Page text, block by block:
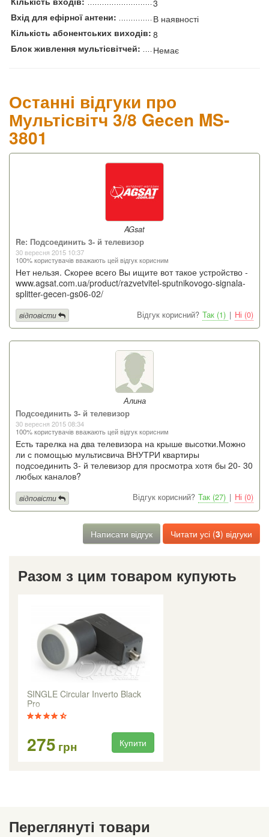
3
Вхід для ефірної антени:
В наявності
Кількість абонентських виходів: 8
Блок живлення мультісвітчей:
Немає
Останні відгуки про
Мультісвітч 3/8 Gecen MS-
3801
AGsat
Re: Подсоединить 3- й телевизор
30 вересня 2015 10:37
100% користувачів вважають цей відгук корисним
Нет нельзя. Скорее всего Вы ищите вот такое устройство -
www.agsat.com.ua/product/razvetvitel-sputnikovogo-signala-
splitter-gecen-gs06-02/
Відгук корисний? Так (1) | Ні (0)
відповісти
Алина
Подсоединить 3- й телевизор
30 вересня 2015 08:34
100% користувачів вважають цей відгук корисним
Есть тарелка на два телевизора на крыше высотки.Можно
ли с помощью мультисвича ВНУТРИ квартиры
подсоединить 3- й телевизор для просмотра хотя бы 20- 30
любых каналов?
Відгук корисний? Так (27) | Ні (0)
відповісти
Написати відгук Читати усі (3) відгуки
Разом з цим товаром купують
SINGLE Circular Inverto Black
Pro
275 грн Купити
Переглянуті товари